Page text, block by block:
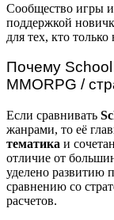
Сообщество игры
поддержкой
для тех, кто
Почему
MMORPG /
Если сравнивать
жанрами, то её
тематика и
отличие от
уделено развитию
сравнению со
расчетов.